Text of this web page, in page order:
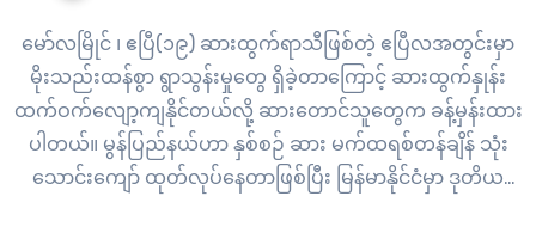
မော်လမြိုင် ၊ ဧပြီ(၁၉) ဆားထွက်ရာသီဖြစ်တဲ့ ဧပြီလအတွင်းမှာ
မိုးသည်းထန်စွာ ရွာသွန်းမှုတွေ ရှိခဲ့တာကြောင့် ဆားထွက်နှုန်း
ထက်ဝက်လျော့ကျနိုင်တယ်လို့ ဆားတောင်သူတွေက ခန့်မှန်းထား
ပါတယ်။ မွန်ပြည်နယ်ဟာ နှစ်စဉ် ဆား မက်ထရစ်တန်ချိန် သုံး
သောင်းကျော် ထုတ်လုပ်နေတာဖြစ်ပြီး မြန်မာနိုင်ငံမှာ ဒုတိယ